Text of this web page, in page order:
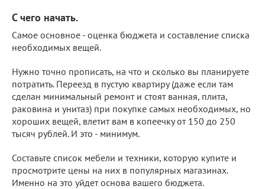
С чего начать.
Самое основное - оценка бюджета и составление списка
необходимых вещей.
Нужно точно прописать, на что и сколько вы планируете
потратить. Переезд в пустую квартиру (даже если там
сделан минимальный ремонт и стоят ванная, плита,
раковина и унитаз) при покупке самых необходимых, но
хороших вещей, влетит вам в копеечку от 150 до 250
тысяч рублей. И это - минимум.
Составьте список мебели и техники, которую купите и
просмотрите цены на них в популярных магазинах.
Именно на это уйдет основа вашего бюджета.